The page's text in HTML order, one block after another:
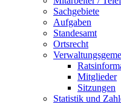
Sachgebiete
Aufgaben
Standesamt
Ortsrecht
Mitglieder
Sitzungen
Statistik und